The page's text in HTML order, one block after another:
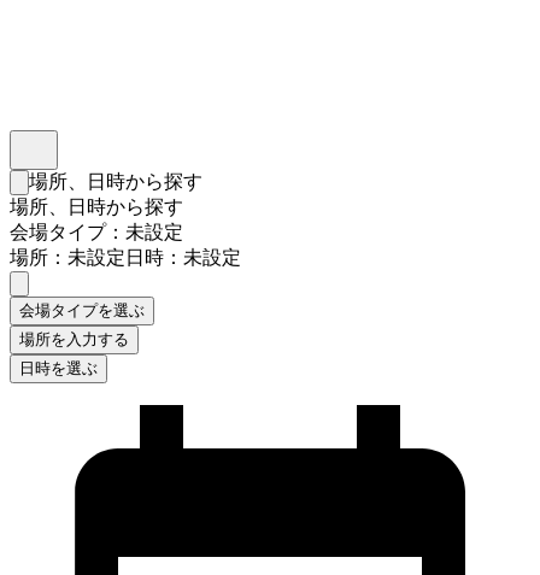
検索フォームを閉じる
場所、日時から探す
場所、日時から探す
会場タイプ：未設定
場所：未設定日時：未設定
会場タイプを選ぶ
場所を入力する
日時を選ぶ